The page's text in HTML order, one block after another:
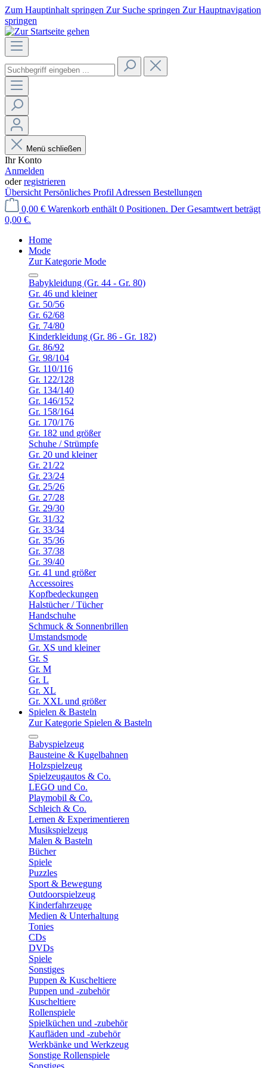
Zum Hauptinhalt springen Zur Suche springen Zur Hauptnavigation
springen
Menü schließen
Ihr Konto
Anmelden
oderregistrieren
Übersicht Persönliches Profil Adressen Bestellungen
0,00 € Warenkorb enthält 0 Positionen. Der Gesamtwert beträgt
0,00 €.
Home
Mode
Zur Kategorie Mode
Babykleidung (Gr. 44 - Gr. 80)
Gr. 46 und kleiner
Gr. 50/56
Gr. 62/68
Gr. 74/80
Kinderkleidung (Gr. 86 - Gr. 182)
Gr. 86/92
Gr. 98/104
Gr. 110/116
Gr. 122/128
Gr. 134/140
Gr. 146/152
Gr. 158/164
Gr. 170/176
Gr. 182 und größer
Schuhe / Strümpfe
Gr. 20 und kleiner
Gr. 21/22
Gr. 23/24
Gr. 25/26
Gr. 27/28
Gr. 29/30
Gr. 31/32
Gr. 33/34
Gr. 35/36
Gr. 37/38
Gr. 39/40
Gr. 41 und größer
Accessoires
Kopfbedeckungen
Halstücher / Tücher
Handschuhe
Schmuck & Sonnenbrillen
Umstandsmode
Gr. XS und kleiner
Gr. S
Gr. M
Gr. L
Gr. XL
Gr. XXL und größer
Spielen & Basteln
Zur Kategorie Spielen & Basteln
Babyspielzeug
Bausteine & Kugelbahnen
Holzspielzeug
Spielzeugautos & Co.
LEGO und Co.
Playmobil & Co.
Schleich & Co.
Lernen & Experimentieren
Musikspielzeug
Malen & Basteln
Bücher
Spiele
Puzzles
Sport & Bewegung
Outdoorspielzeug
Kinderfahrzeuge
Medien & Unterhaltung
Tonies
CDs
DVDs
Spiele
Sonstiges
Puppen & Kuscheltiere
Puppen und -zubehör
Kuscheltiere
Rollenspiele
Spielküchen und -zubehör
Kaufläden und -zubehör
Werkbänke und Werkzeug
Sonstige Rollenspiele
Sonstiges